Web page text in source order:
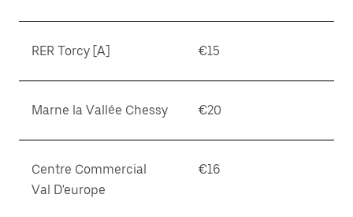
RER Torcy [A] €15
Marne la Vallée Chessy €20
Centre Commercial
Val D'europe
€16